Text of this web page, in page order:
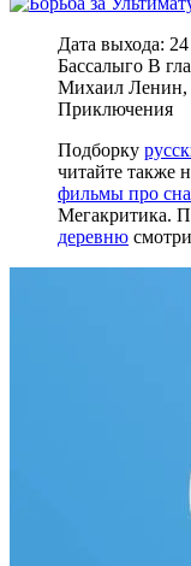
Дата выхода:
Бассалыго В
Михаил Ленин,
Приключения
Подборку
читайте также
фильмы про
Мегакритика.
деревню